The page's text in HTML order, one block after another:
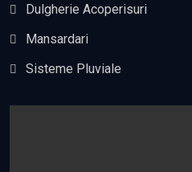
Dulgherie Acoperisuri
Mansardari
Sisteme Pluviale